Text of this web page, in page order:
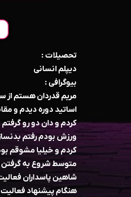
تحصیلات :
دیپلم انسانی
بیوگرافی :
اساتید دوره دیدم و
کردم و دان دو رو
ورزش بودم رفتم
متوسط شروع به گرفتن
شاهین پاسداران